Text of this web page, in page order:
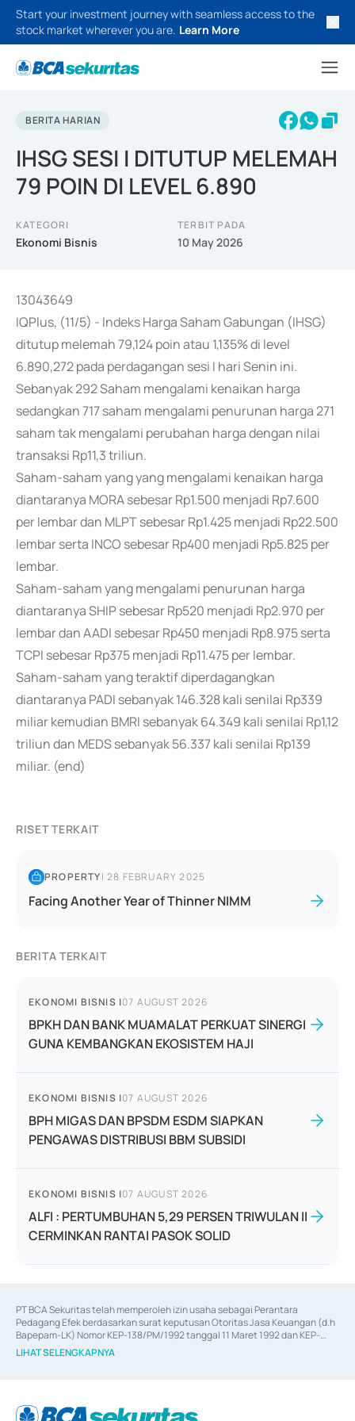
Start your investment journey with seamless access to the
stock market wherever you are. Learn More
BERITA HARIAN
IHSG SESI I DITUTUP MELEMAH
79 POIN DI LEVEL 6.890
KATEGORI
Ekonomi Bisnis
TERBIT PADA
10 May 2026
13043649
IQPlus, (11/5) - Indeks Harga Saham Gabungan (IHSG)
ditutup melemah 79,124 poin atau 1,135% di level
6.890,272 pada perdagangan sesi I hari Senin ini.
Sebanyak 292 Saham mengalami kenaikan harga
sedangkan 717 saham mengalami penurunan harga 271
saham tak mengalami perubahan harga dengan nilai
transaksi Rp11,3 triliun.
Saham-saham yang yang mengalami kenaikan harga
diantaranya MORA sebesar Rp1.500 menjadi Rp7.600
per lembar dan MLPT sebesar Rp1.425 menjadi Rp22.500
lembar serta INCO sebesar Rp400 menjadi Rp5.825 per
lembar.
Saham-saham yang mengalami penurunan harga
diantaranya SHIP sebesar Rp520 menjadi Rp2.970 per
lembar dan AADI sebesar Rp450 menjadi Rp8.975 serta
TCPI sebesar Rp375 menjadi Rp11.475 per lembar.
Saham-saham yang teraktif diperdagangkan
diantaranya PADI sebanyak 146.328 kali senilai Rp339
miliar kemudian BMRI sebanyak 64.349 kali senilai Rp1,12
triliun dan MEDS sebanyak 56.337 kali senilai Rp139
miliar. (end)
RISET TERKAIT
PROPERTY|28 FEBRUARY 2025
Facing Another Year of Thinner NIMM
BERITA TERKAIT
EKONOMI BISNIS |07 AUGUST 2026
BPKH DAN BANK MUAMALAT PERKUAT SINERGI
GUNA KEMBANGKAN EKOSISTEM HAJI
EKONOMI BISNIS |07 AUGUST 2026
BPH MIGAS DAN BPSDM ESDM SIAPKAN
PENGAWAS DISTRIBUSI BBM SUBSIDI
EKONOMI BISNIS |07 AUGUST 2026
ALFI : PERTUMBUHAN 5,29 PERSEN TRIWULAN II
CERMINKAN RANTAI PASOK SOLID
PT BCA Sekuritas telah memperoleh izin usaha sebagai Perantara
Pedagang Efek berdasarkan surat keputusan Otoritas Jasa Keuangan (d.h
Bapepam-LK) Nomor KEP-138/PM/1992 tanggal 11 Maret 1992 dan KEP-
06/D.04/2014 tanggal 28 Februari 2014, izin usaha sebagai Penjamin Emisi
Efek berdasarkan surat keputusan Otoritas Jasa Keuangan Nomor KEP-
berdasarkan surat keputusan Otoritas Jasa Keuangan Nomor S-
LIHAT SELENGKAPNYA